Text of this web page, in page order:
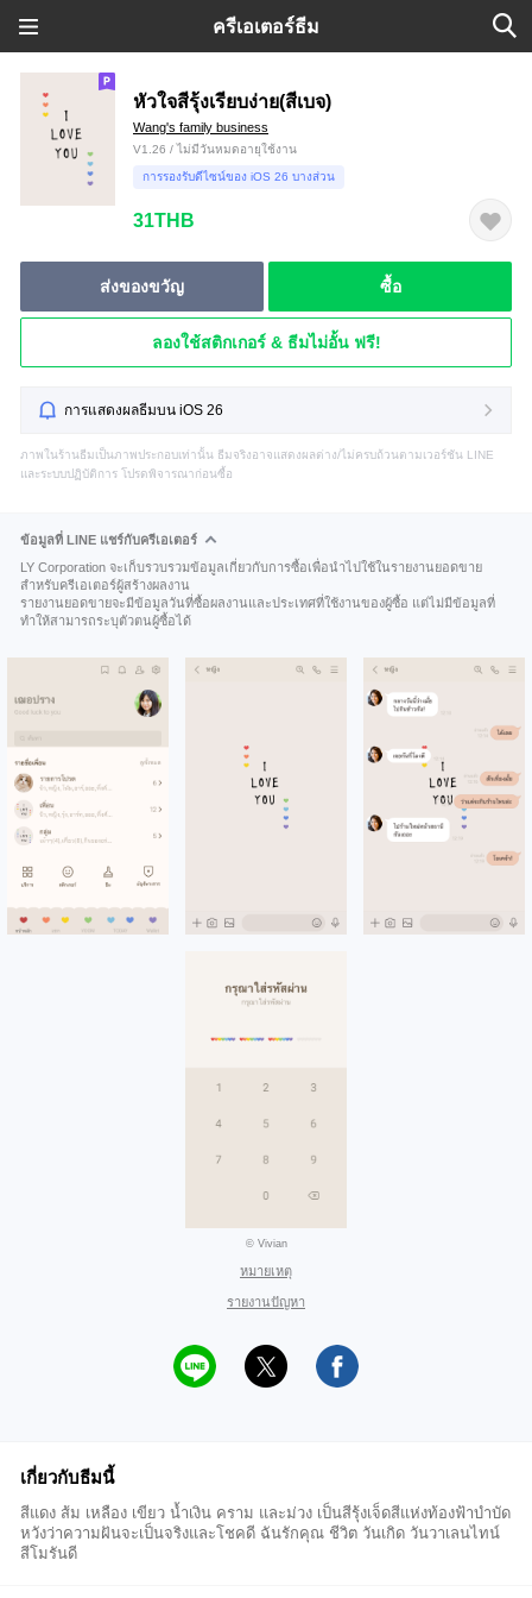
ครีเอเตอร์ธีม
หัวใจสีรุ้งเรียบง่าย(สีเบจ)
Wang's family business
V1.26 / ไม่มีวันหมดอายุใช้งาน
การรองรับดีไซน์ของ iOS 26 บางส่วน
31THB
ส่งของขวัญ ซื้อ
ลองใช้สติกเกอร์ & ธีมไม่อั้น ฟรี!
การแสดงผลธีมบน iOS 26
ภาพในร้านธีมเป็นภาพประกอบเท่านั้น ธีมจริงอาจแสดงผลต่าง/ไม่ครบถ้วนตามเวอร์ชัน LINE
และระบบปฏิบัติการ โปรดพิจารณาก่อนซื้อ
ข้อมูลที่ LINE แชร์กับครีเอเตอร์
LY Corporation จะเก็บรวบรวมข้อมูลเกี่ยวกับการซื้อเพื่อนำไปใช้ในรายงานยอดขาย
สำหรับครีเอเตอร์ผู้สร้างผลงาน
รายงานยอดขายจะมีข้อมูลวันที่ซื้อผลงานและประเทศที่ใช้งานของผู้ซื้อ แต่ไม่มีข้อมูลที่
ทำให้สามารถระบุตัวตนผู้ซื้อได้
© Vivian
หมายเหตุ
รายงานปัญหา
เกี่ยวกับธีมนี้
สีแดง ส้ม เหลือง เขียว น้ำเงิน คราม และม่วง เป็นสีรุ้งเจ็ดสีแห่งท้องฟ้าบำบัด
หวังว่าความฝันจะเป็นจริงและโชคดี ฉันรักคุณ ชีวิต วันเกิด วันวาเลนไทน์
สีโมรันดี